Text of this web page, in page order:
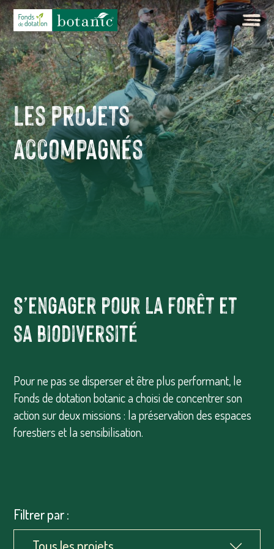
Les projets
accompagnés
S’engager pour la forêt et
sa biodiversité
Pour ne pas se disperser et être plus performant, le
Fonds de dotation botanic a choisi de concentrer son
action sur deux missions : la préservation des espaces
forestiers et la sensibilisation.
Filtrer par :
Tous les projets